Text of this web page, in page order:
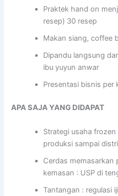
Praktek hand on
resep) 30 resep
Makan siang, coffee
Dipandu langsung
ibu yuyun anwar
Presentasi bisnis per
APA SAJA YANG DIDAPAT
Strategi usaha
produksi sampai
Cerdas
kemasan : USP di
Tantangan : regulasi